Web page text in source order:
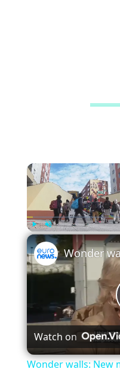
Unmute
Watch on
Wonder walls: New